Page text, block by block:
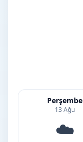
Perşembe
13 Ağu
☁️